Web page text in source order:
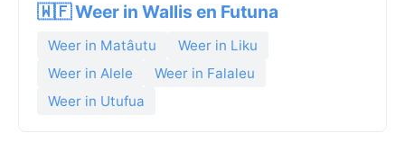
🇼🇫 Weer in Wallis en Futuna
Weer in Matâutu
Weer in Liku
Weer in Alele
Weer in Falaleu
Weer in Utufua